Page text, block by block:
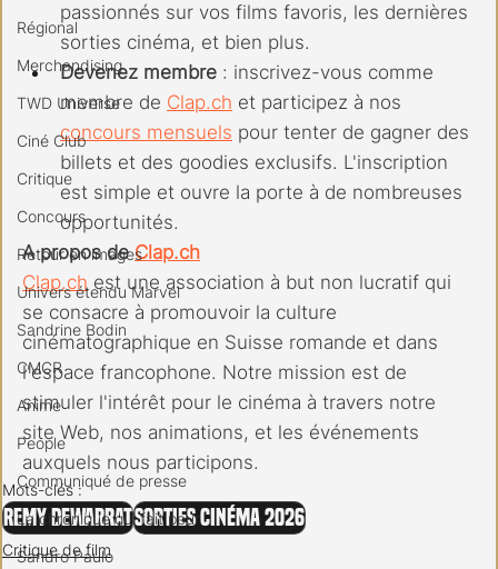
Régional
Merchandising
TWD Universe
Ciné Club
Critique
Concours
Retour en images
Univers étendu Marvel
Sandrine Bodin
CMCR
Anime
People
Communiqué de presse
La chronique qui fait peur
Sandro Paulo
passionnés sur vos films favoris, les dernières
sorties cinéma, et bien plus.
Devenez membre : inscrivez-vous comme
membre de Clap.ch et participez à nos
concours mensuels pour tenter de gagner des
billets et des goodies exclusifs. L'inscription
est simple et ouvre la porte à de nombreuses
opportunités.
A propos de Clap.ch
Clap.ch est une association à but non lucratif qui
se consacre à promouvoir la culture
cinématographique en Suisse romande et dans
l'espace francophone. Notre mission est de
stimuler l'intérêt pour le cinéma à travers notre
site Web, nos animations, et les événements
auxquels nous participons.
Mots-clés :
Remy DewarratSorties cinéma 2026
Critique de film